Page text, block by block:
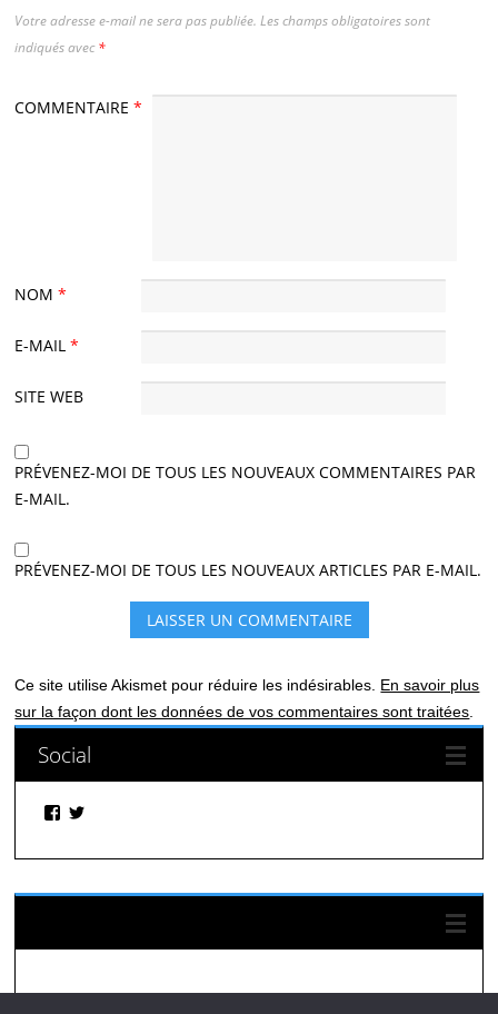
Votre adresse e-mail ne sera pas publiée. Les champs obligatoires sont
indiqués avec*
COMMENTAIRE*
NOM*
E-MAIL*
SITE WEB
PRÉVENEZ-MOI DE TOUS LES NOUVEAUX COMMENTAIRES PAR
E-MAIL.
PRÉVENEZ-MOI DE TOUS LES NOUVEAUX ARTICLES PAR E-MAIL.
Ce site utilise Akismet pour réduire les indésirables. En savoir plus
sur la façon dont les données de vos commentaires sont traitées.
Social
Facebook